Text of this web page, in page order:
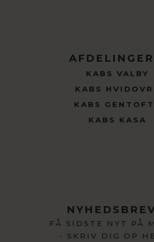
AFDELINGER
KABS VALBY
KABS
KABS
KABS KASA
FÅ SIDSTE NYT PÅ
- SKRIV DIG OP